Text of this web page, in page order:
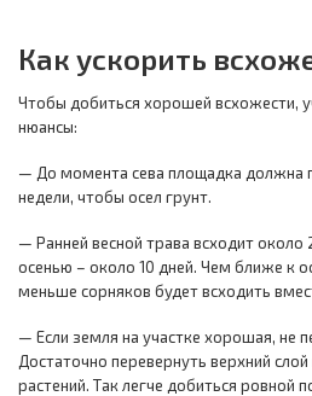
Как ускорить
Чтобы добиться хорошей всхожести,
нюансы:
— До момента сева площадка должна
недели, чтобы осел грунт.
— Ранней весной трава всходит около
осенью – около 10 дней. Чем ближе к
меньше сорняков будет всходить
— Если земля на участке хорошая, не
Достаточно перевернуть верхний
растений. Так легче добиться ровной